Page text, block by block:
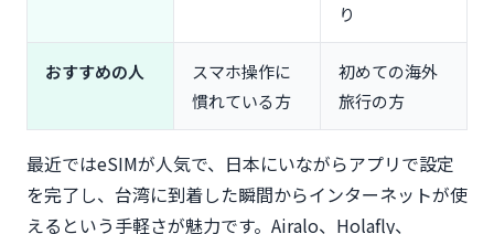
り
おすすめの人
スマホ操作に
慣れている方
初めての海外
旅行の方
最近ではeSIMが人気で、日本にいながらアプリで設定
を完了し、台湾に到着した瞬間からインターネットが使
えるという手軽さが魅力です。Airalo、Holafly、